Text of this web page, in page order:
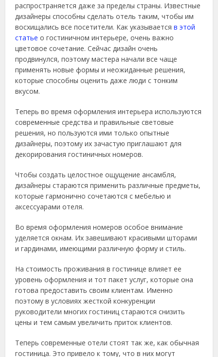
распространяется даже за пределы страны. Известные
дизайнеры способны сделать отель таким, чтобы им
восхищались все посетители. Как указываетсяв этой
статье о гостиничном интерьере, очень важно
цветовое сочетание. Сейчас дизайн очень
продвинулся, поэтому мастера начали все чаще
применять новые формы и неожиданные решения,
которые способны оценить даже люди с тонким
вкусом.
Теперь во время оформления интерьера используются
современные средства и правильные световые
решения, но пользуются ими только опытные
дизайнеры, поэтому их зачастую приглашают для
декорирования гостиничных номеров.
Чтобы создать целостное ощущение ансамбля,
дизайнеры стараются применить различные предметы,
которые гармонично сочетаются с мебелью и
аксессуарами отеля.
Во время оформления номеров особое внимание
уделяется окнам. Их завешивают красивыми шторами
и гардинами, имеющими различную форму и стиль.
На стоимость проживания в гостинице влияет ее
уровень оформления и тот пакет услуг, которые она
готова предоставить своим клиентам. Именно
поэтому в условиях жесткой конкуренции
руководители многих гостиниц стараются снизить
цены и тем самым увеличить приток клиентов.
Теперь современные отели стоят так же, как обычная
гостиница. Это привело к тому, что в них могут